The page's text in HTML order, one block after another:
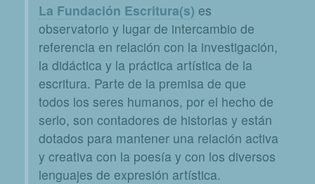
La Fundación Escritura(s) es
observatorio y lugar de intercambio de
referencia en relación con la investigación,
la didáctica y la práctica artística de la
escritura. Parte de la premisa de que
todos los seres humanos, por el hecho de
serlo, son contadores de historias y están
dotados para mantener una relación activa
y creativa con la poesía y con los diversos
lenguajes de expresión artística.